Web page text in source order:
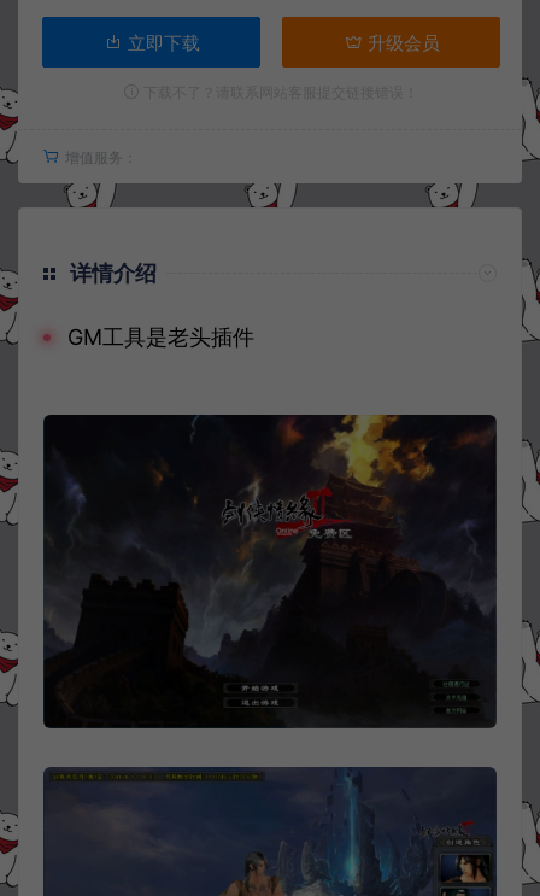
立即下载 升级会员
增值服务：
详情介绍
GM工具是老头插件